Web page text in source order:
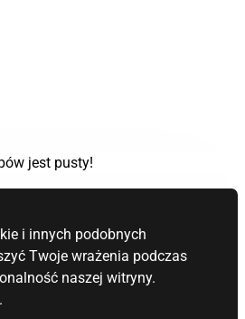
jest pusty!
i innych podobnych
Twoje wrażenia podczas
naszej witryny.
.